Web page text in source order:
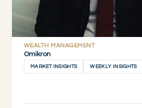
WEALTH MANAGEMENT
Omikron
MARKET INSIGHTS WEEKLY INSIGHTS